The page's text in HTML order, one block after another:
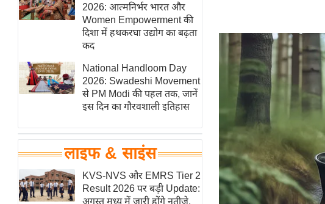
हॉलीवुड
फिल्म समीक्षा
Breaking
News
लाइफस्टाइल
टेक्नॉलॉजी
घरेलू नुस्खे
पर्यटन स्थल
फिटनेस मंत्रा
रिलेशनशिप
2026: आत्मनिर्भर भारत और
Women Empowerment की
दिशा में हथकरघा उद्योग का बढ़ता
कद
National Handloom Day
2026: Swadeshi Movement
से PM Modi की पहल तक, जानें
इस दिन का गौरवशाली इतिहास
लाइफ & साइंस
KVS-NVS और EMRS Tier 2
Result 2026 पर बड़ी Update:
अगस्त मध्य में जारी होंगे नतीजे,